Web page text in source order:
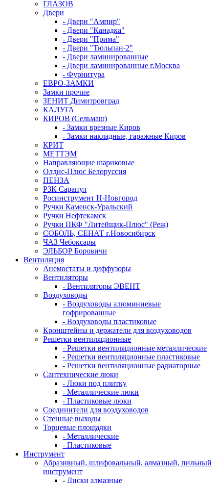
ГЛАЗОВ
Двери
- Двери "Ампир"
- Двери "Канадка"
- Двери "Прима"
- Двери "Тюльпан-2"
- Двери ламинированные
- Двери ламинированные г.Москва
- Фурнитура
ЕВРО-ЗАМКИ
Замки прочие
ЗЕНИТ Димитровград
КАЛУГА
КИРОВ (Сельмаш)
- Замки врезные Киров
- Замки накладные, гаражные Киров
КРИТ
МЕТТЭМ
Направляющие шариковые
Олдис-Плюс Белоруссия
ПЕНЗА
РЗК Сарапул
Росинструмент Н-Новгород
Ручки Каменск-Уральский
Ручки Нефтекамск
Ручки ПКФ "Литейщик-Плюс" (Реж)
СОБОЛЬ, СЕНАТ г.Новосибирск
ЧАЗ Чебоксары
ЭЛЬБОР Боровичи
Вентиляция
Анемостаты и диффузоры
Вентиляторы
- Вентиляторы ЭВЕНТ
Воздуховоды
- Воздуховоды алюминиевые
гофрированные
- Воздуховоды пластиковые
Кронштейны и держатели для воздуховодов
Решетки вентиляционные
- Решетки вентиляционные металлические
- Решетки вентиляционные пластиковые
- Решетки вентиляционные радиаторные
Сантехнические люки
- Люки под плитку
- Металлические люки
- Пластиковые люки
Соединители для воздуховодов
Стенные выходы
Торцевые площадки
- Металлические
- Пластиковые
Инструмент
Абразивный, шлифовальный, алмазный, пильный
инструмент
- Диски алмазные